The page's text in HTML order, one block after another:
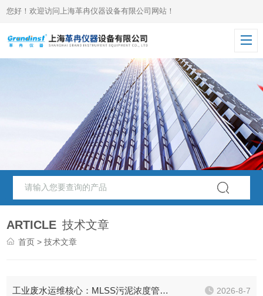
您好！欢迎访问上海革冉仪器设备有限公司网站！
ARTICLE 技术文章
首页 > 技术文章
工业废水运维核心：MLSS污泥浓度管控全解析 2026-8-7